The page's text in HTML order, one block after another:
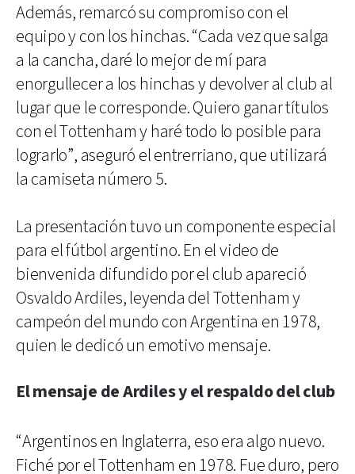
Además, remarcó su compromiso con el
equipo y con los hinchas. “Cada vez que salga
a la cancha, daré lo mejor de mí para
enorgullecer a los hinchas y devolver al club al
lugar que le corresponde. Quiero ganar títulos
con el Tottenham y haré todo lo posible para
lograrlo”, aseguró el entrerriano, que utilizará
la camiseta número 5.
La presentación tuvo un componente especial
para el fútbol argentino. En el video de
bienvenida difundido por el club apareció
Osvaldo Ardiles, leyenda del Tottenham y
campeón del mundo con Argentina en 1978,
quien le dedicó un emotivo mensaje.
El mensaje de Ardiles y el respaldo del club
“Argentinos en Inglaterra, eso era algo nuevo.
Fiché por el Tottenham en 1978. Fue duro, pero